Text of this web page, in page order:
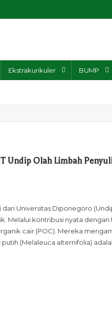
Ekstrakurikuler BUMP
Undip Olah Limbah
dari Universitas Diponegoro
Melalui kontribusi nyata
cair (POC). Mereka
(Melaleuca alternifolia)